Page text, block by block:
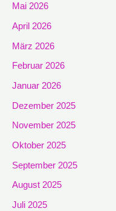
Mai 2026
April 2026
März 2026
Februar 2026
Januar 2026
Dezember 2025
November 2025
Oktober 2025
September 2025
August 2025
Juli 2025